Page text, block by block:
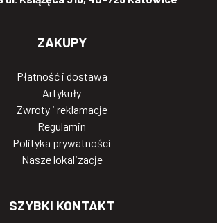
ZAKUPY
Płatność i dostawa
Artykuły
Zwroty i reklamacje
Regulamin
Polityka prywatności
Nasze lokalizacje
SZYBKI KONTAKT